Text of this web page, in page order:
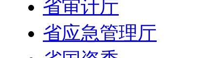
省审计厅
省应急管理厅